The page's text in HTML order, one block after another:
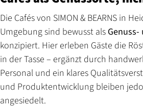
Die Cafés von SIMON & BEARNS in
Umgebung sind bewusst als
konzipiert. Hier erleben Gäste die
in der Tasse – ergänzt durch
Personal und ein klares
und Produktentwicklung bleiben
angesiedelt.